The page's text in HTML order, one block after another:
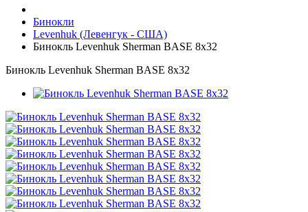
Бинокли
Levenhuk (Левенгук - США)
Бинокль Levenhuk Sherman BASE 8x32
Бинокль Levenhuk Sherman BASE 8x32